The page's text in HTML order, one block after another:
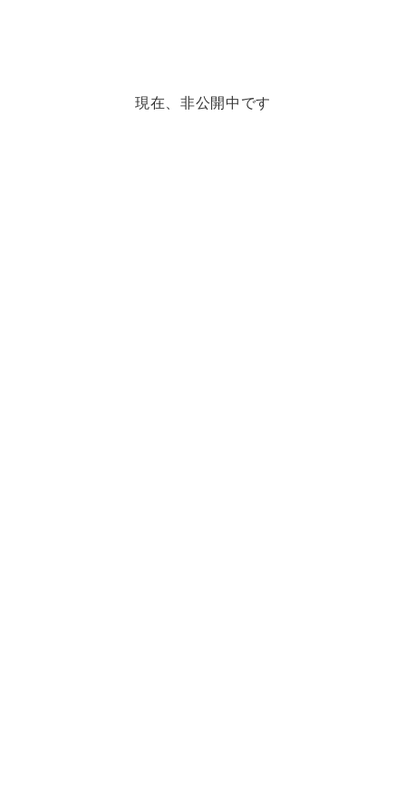
現在、非公開中です